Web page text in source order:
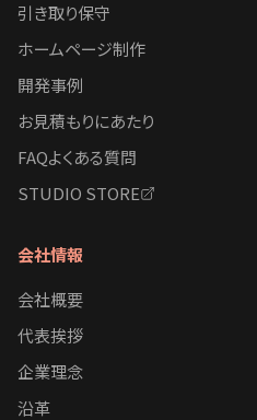
引き取り保守
ホームページ制作
開発事例
お見積もりにあたり
FAQよくある質問
STUDIO STORE
会社情報
会社概要
代表挨拶
企業理念
沿革